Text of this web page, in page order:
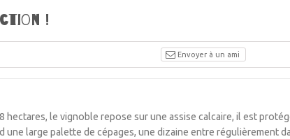
!
Envoyer à un ami
hectares, le vignoble repose sur une assise calcaire, il est
une large palette de cépages, une dizaine entre régulièrement